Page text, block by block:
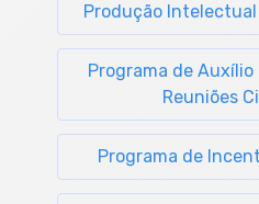
Produção
Programa de
Reuniões
Programa de